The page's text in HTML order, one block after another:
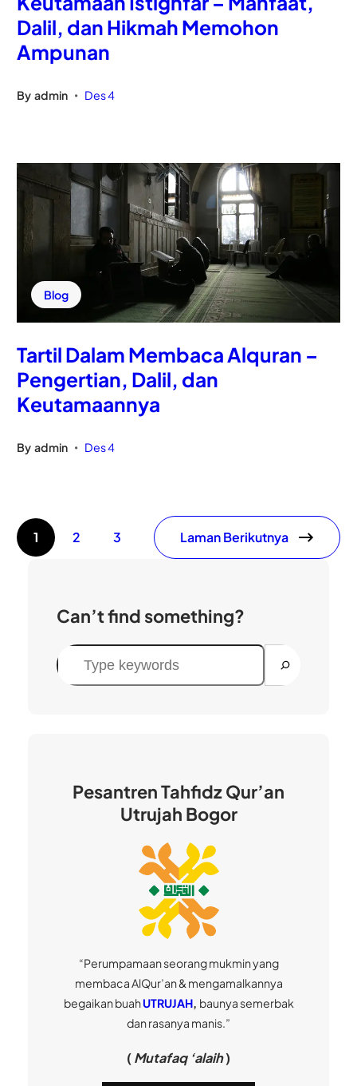
Dalil, dan Hikmah Memohon
Ampunan
By admin • Des 4
Blog
Tartil Dalam Membaca Alquran –
Pengertian, Dalil, dan
Keutamaannya
By admin • Des 4
1 2 3 Laman Berikutnya
Can’t find something?
C
a
Pesantren Tahfidz Qur’an
Utrujah Bogor
“Perumpamaan seorang mukmin yang
membaca AlQur’an & mengamalkannya
begaikan buahUTRUJAH, baunya semerbak
dan rasanya manis.”
(Mutafaq ‘alaih)